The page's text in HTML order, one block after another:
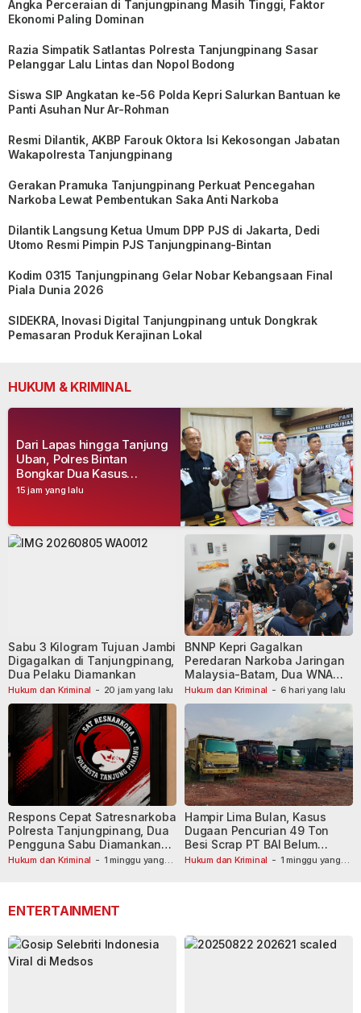
Angka Perceraian di Tanjungpinang Masih Tinggi, Faktor
Ekonomi Paling Dominan
Razia Simpatik Satlantas Polresta Tanjungpinang Sasar
Pelanggar Lalu Lintas dan Nopol Bodong
Siswa SIP Angkatan ke-56 Polda Kepri Salurkan Bantuan ke
Panti Asuhan Nur Ar-Rohman
Resmi Dilantik, AKBP Farouk Oktora Isi Kekosongan Jabatan
Wakapolresta Tanjungpinang
Gerakan Pramuka Tanjungpinang Perkuat Pencegahan
Narkoba Lewat Pembentukan Saka Anti Narkoba
Dilantik Langsung Ketua Umum DPP PJS di Jakarta, Dedi
Utomo Resmi Pimpin PJS Tanjungpinang-Bintan
Kodim 0315 Tanjungpinang Gelar Nobar Kebangsaan Final
Piala Dunia 2026
SIDEKRA, Inovasi Digital Tanjungpinang untuk Dongkrak
Pemasaran Produk Kerajinan Lokal
HUKUM & KRIMINAL
15 jam yang lalu
Dari Lapas hingga Tanjung
Uban, Polres Bintan
Bongkar Dua Kasus
Narkoba, Empat Tersangka
Hukum dan Kriminal - 20 jam yang lalu
Sabu 3 Kilogram Tujuan Jambi
Digagalkan di Tanjungpinang,
Dua Pelaku Diamankan
Hukum dan Kriminal - 6 hari yang lalu
BNNP Kepri Gagalkan
Peredaran Narkoba Jaringan
Malaysia-Batam, Dua WNA
Masih Diburu
Hukum dan Kriminal - 1 minggu yang
Respons Cepat Satresnarkoba
Polresta Tanjungpinang, Dua
Pengguna Sabu Diamankan
Usai Dilaporkan ke Call Center
Hukum dan Kriminal - 1 minggu yang
Hampir Lima Bulan, Kasus
Dugaan Pencurian 49 Ton
Besi Scrap PT BAI Belum
Tetapkan Tersangka
ENTERTAINMENT